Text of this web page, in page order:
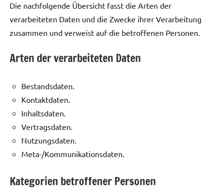
Die nachfolgende Übersicht fasst die Arten der
verarbeiteten Daten und die Zwecke ihrer Verarbeitung
zusammen und verweist auf die betroffenen Personen.
Arten der verarbeiteten Daten
Bestandsdaten.
Kontaktdaten.
Inhaltsdaten.
Vertragsdaten.
Nutzungsdaten.
Meta-/Kommunikationsdaten.
Kategorien betroffener Personen